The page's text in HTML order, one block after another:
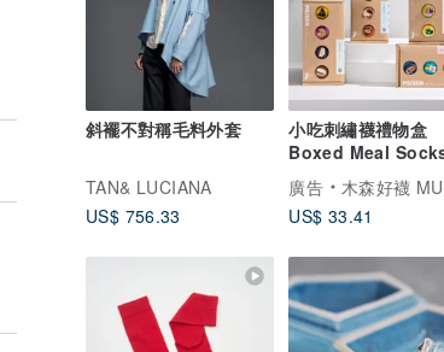
斜襬不對稱毛料外套
TAN& LUCIANA
US$ 756.33
小吃刺繡襪禮物盒
Boxed Meal
Gift Box 長襪|中筒
男女同
廣告
木森好襪 MUSEN
US$ 33.41